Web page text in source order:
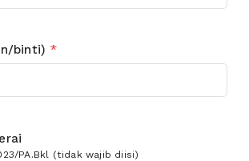
binti) *
PA.Bkl (tidak wajib diisi)